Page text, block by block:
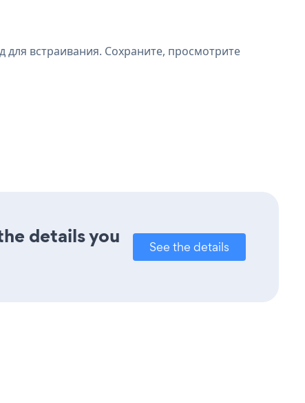
встраивания. Сохраните, просмотрите
details you
See the details